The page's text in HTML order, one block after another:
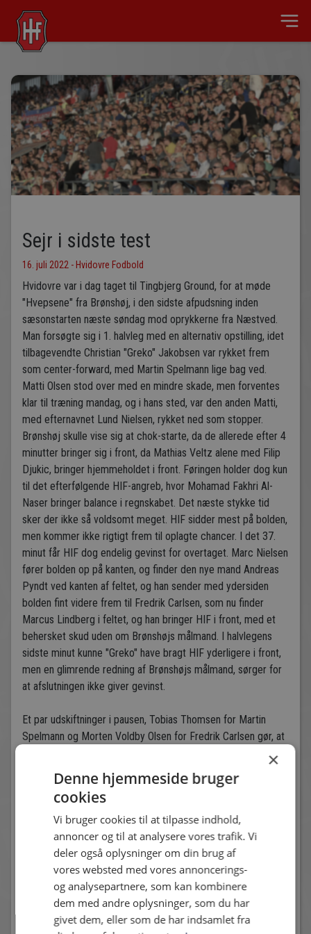
Sejr i sidste test
16. juli 2022 - Hvidovre Fodbold
Hvidovre var i dag taget til Tingbjerg Ground, for at møde
"Hvepsene" fra Brønshøj, i den sidste afpudsning inden
sæsonstarten næste søndag mod oprykkerne fra Næstved.
Man forsøgte sig i 1. halvleg med en alternativ opstilling, idet
tilbagevendte Christian "Greko" Jakobsen var rykket frem
som center-forward, med Martin Spelmann lige bag ved.
Matti Olsen stod over med en mindre skade, men forventes
klar til træning mandag, og i hans sted, var den anden Matti,
med efternavnet Lund Nielsen, rykket ned som stopper.
Brønshøj skulle vise sig at chok-starte, da de allerede efter 4
minutter bringer sig i front, da Mathias Veltz alene med Filip
Djukic, bringer hjemmeholdet i front. Føringen holder dog kun
til det efterfølgende HIF-angreb, hvor Mohamad Fakhri Al-
Naser bringer balance i regnskabet. Det næste stykke tid
sker der ikke så voldsomt meget. HIF sidder mest på bolden,
men kommer ikke rigtigt frem til oplagte chancer. I det 37.
minut får HIF dog endelig gevinst for overtaget. Marc Nielsen
fører bolden op på kanten, og finder den nye mand Andreas
Pyndt ved kanten af feltet, og han sender med ydersiden
bolden fint videre frem til Fredrik Carlsen, som nu finder
Marcus Lindberg i feltet, og han bringer HIF i front, med et
behersket skud uden om Brønshøjs målmand. I halvlegens
sidste minut kunne "Greko" have bragt HIF yderligere i front,
men en glimrende redning af Brønshøjs målmand, sørger for
at afslutningen ikke giver gevinst.
Et par udskiftninger i pausen, Tobias Thomsen for Martin
Spelmann og Morten Voldby Olsen for Fredrik Carlsen gør, at
HIF går over til at spille 4-4-2. "Greko" bliver rykket ned, og
skal i stedet fodre angriberne. HIF har stadig bolden mest,
men får ikke lige lagt det sidste pres. Og så i det 64. minut
bliver HIF overlistet, på det første gennemspillede angreb fra
Brønshøjs side i 2. halvleg. Bolden lobbes elegant frem til
Mathias Veltz, der efter to træk hamrer bolden ind bag
Djukic, til sin anden scoring i kampen. Men 10 minutter
senere får HIF endelig gevinst for spil-overtaget. Brønshøjs
forsvar bliver splittet af HIFs hurtige pasninger ind i feltet, og
bolden spilles ind til Morten Voldby Olsen, som sparker
præcist op under nettaget, og bringer HIF foran med 3-2. I
×
Denne hjemmeside bruger
cookies
Vi bruger cookies til at tilpasse indhold,
annoncer og til at analysere vores trafik. Vi
deler også oplysninger om din brug af
vores websted med vores annoncerings-
og analysepartnere, som kan kombinere
dem med andre oplysninger, som du har
givet dem, eller som de har indsamlet fra